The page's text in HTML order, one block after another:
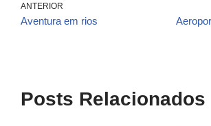
ANTERIOR
Aventura em rios
Posts Relacionados